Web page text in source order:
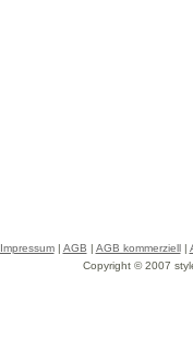
Impressum| AGB | AGB kommerziell|
Copyright © 2007